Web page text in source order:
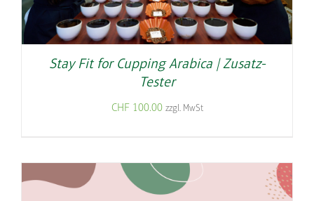
Stay Fit for Cupping Arabica | Zusatz-
Tester
CHF 100.00 zzgl. MwSt